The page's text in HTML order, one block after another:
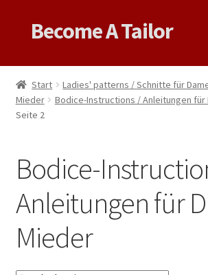
Zur
Navigation
Zum
Inhalt
Become A Tailor
Books
Videos
Patterns
Links & Tips
Start Ladies' patterns / Schnitte für
Mieder
Bodice-Instructions / Anleitungen für
Seite 2
Bodice-
Anleitungen für
Mieder